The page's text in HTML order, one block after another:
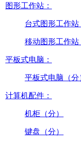
图形工作站：
台式图形工作站
移动图形工作站
平板式电脑：
平板式电脑（分
计算机配件：
机柜（分）
键盘（分）